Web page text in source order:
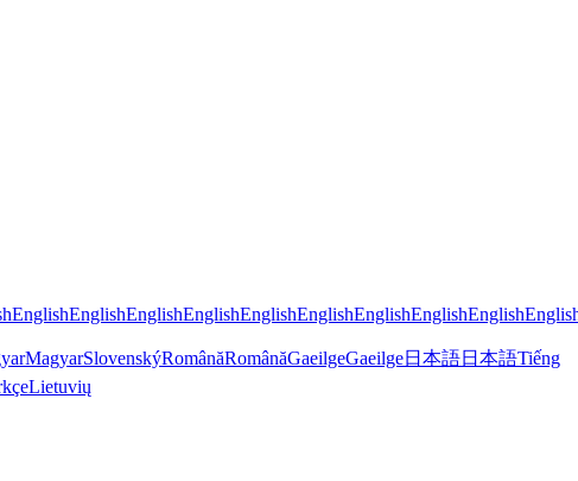
EnglishEnglishEnglishEnglishEnglishEnglishEnglishEnglishEnglish
MagyarSlovenskýRomânăRomânăGaeilgeGaeilge日本語日本語Tiếng
Lietuvių